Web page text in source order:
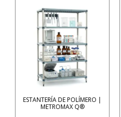
ESTANTERÍA DE POLÍMERO |
METROMAX Q®